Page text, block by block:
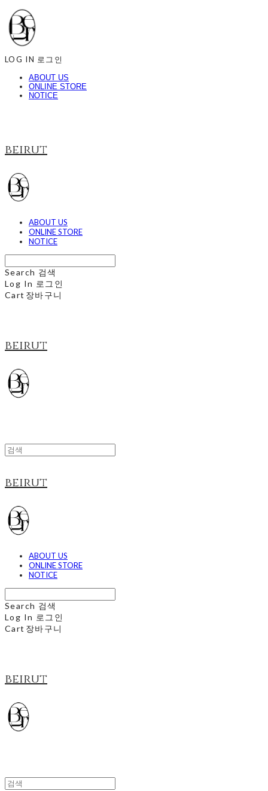
LOG IN 로그인
ABOUT US
ONLINE STORE
NOTICE
beirut
ABOUT US
ONLINE STORE
NOTICE
Search 검색
Log In 로그인
Cart 장바구니
beirut
beirut
ABOUT US
ONLINE STORE
NOTICE
Search 검색
Log In 로그인
Cart 장바구니
beirut